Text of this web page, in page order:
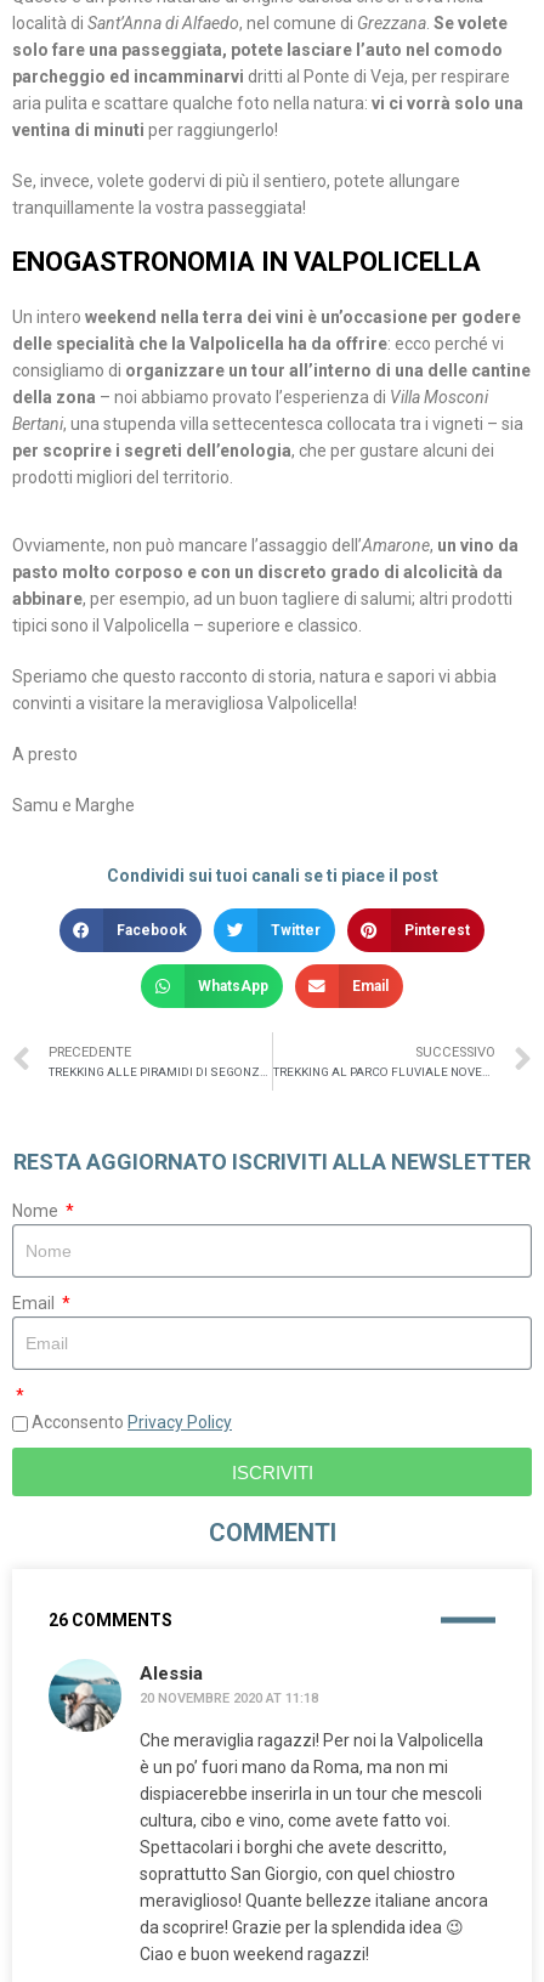
località di Sant’Anna di Alfaedo, nel comune di Grezzana Se volete
solo fare una passeggiata, potete lasciare l’auto nel comodo
parcheggio ed incamminarvi dritti al Ponte di Veja, per respirare
aria pulita e scattare qualche foto nella natura: vi ci vorrà solo una
ventina di minuti per raggiungerlo!
Se, invece, volete godervi di più il sentiero, potete allungare
tranquillamente la vostra passeggiata!
ENOGASTRONOMIA IN VALPOLICELLA
Un intero weekend nella terra dei vini è un’occasione per godere
delle specialità che la Valpolicella ha da offrire: ecco perché vi
consigliamo di organizzare un tour all’interno di una delle cantine
della zona – noi abbiamo provato l’esperienza di Villa Mosconi
Bertani, una stupenda villa settecentesca collocata tra i vigneti – sia
per scoprire i segreti dell’enologia, che per gustare alcuni dei
prodotti migliori del territorio.
Ovviamente, non può mancare l’assaggio dell’Amarone, un vino da
pasto molto corposo e con un discreto grado di alcolicità da
abbinare, per esempio, ad un buon tagliere di salumi; altri prodotti
tipici sono il Valpolicella – superiore e classico.
Speriamo che questo racconto di storia, natura e sapori vi abbia
convinti a visitare la meravigliosa Valpolicella!
A presto
Samu e Marghe
Condividi sui tuoi canali se ti piace il post
Facebook Twitter Pinterest
WhatsApp Email
PRECEDENTE SUCCESSIVO
TREKKING AL PARCO FLUVIALE NOVELLA
RESTA AGGIORNATO ISCRIVITI ALLA NEWSLETTER
Nome
Email
Acconsento Privacy Policy
ISCRIVITI
COMMENTI
26 COMMENTS
Alessia
20 NOVEMBRE 2020 AT 11:18
Che meraviglia ragazzi! Per noi la Valpolicella
è un po’ fuori mano da Roma, ma non mi
dispiacerebbe inserirla in un tour che mescoli
cultura, cibo e vino, come avete fatto voi.
Spettacolari i borghi che avete descritto,
soprattutto San Giorgio, con quel chiostro
meraviglioso! Quante bellezze italiane ancora
da scoprire! Grazie per la splendida idea 😉
Ciao e buon weekend ragazzi!